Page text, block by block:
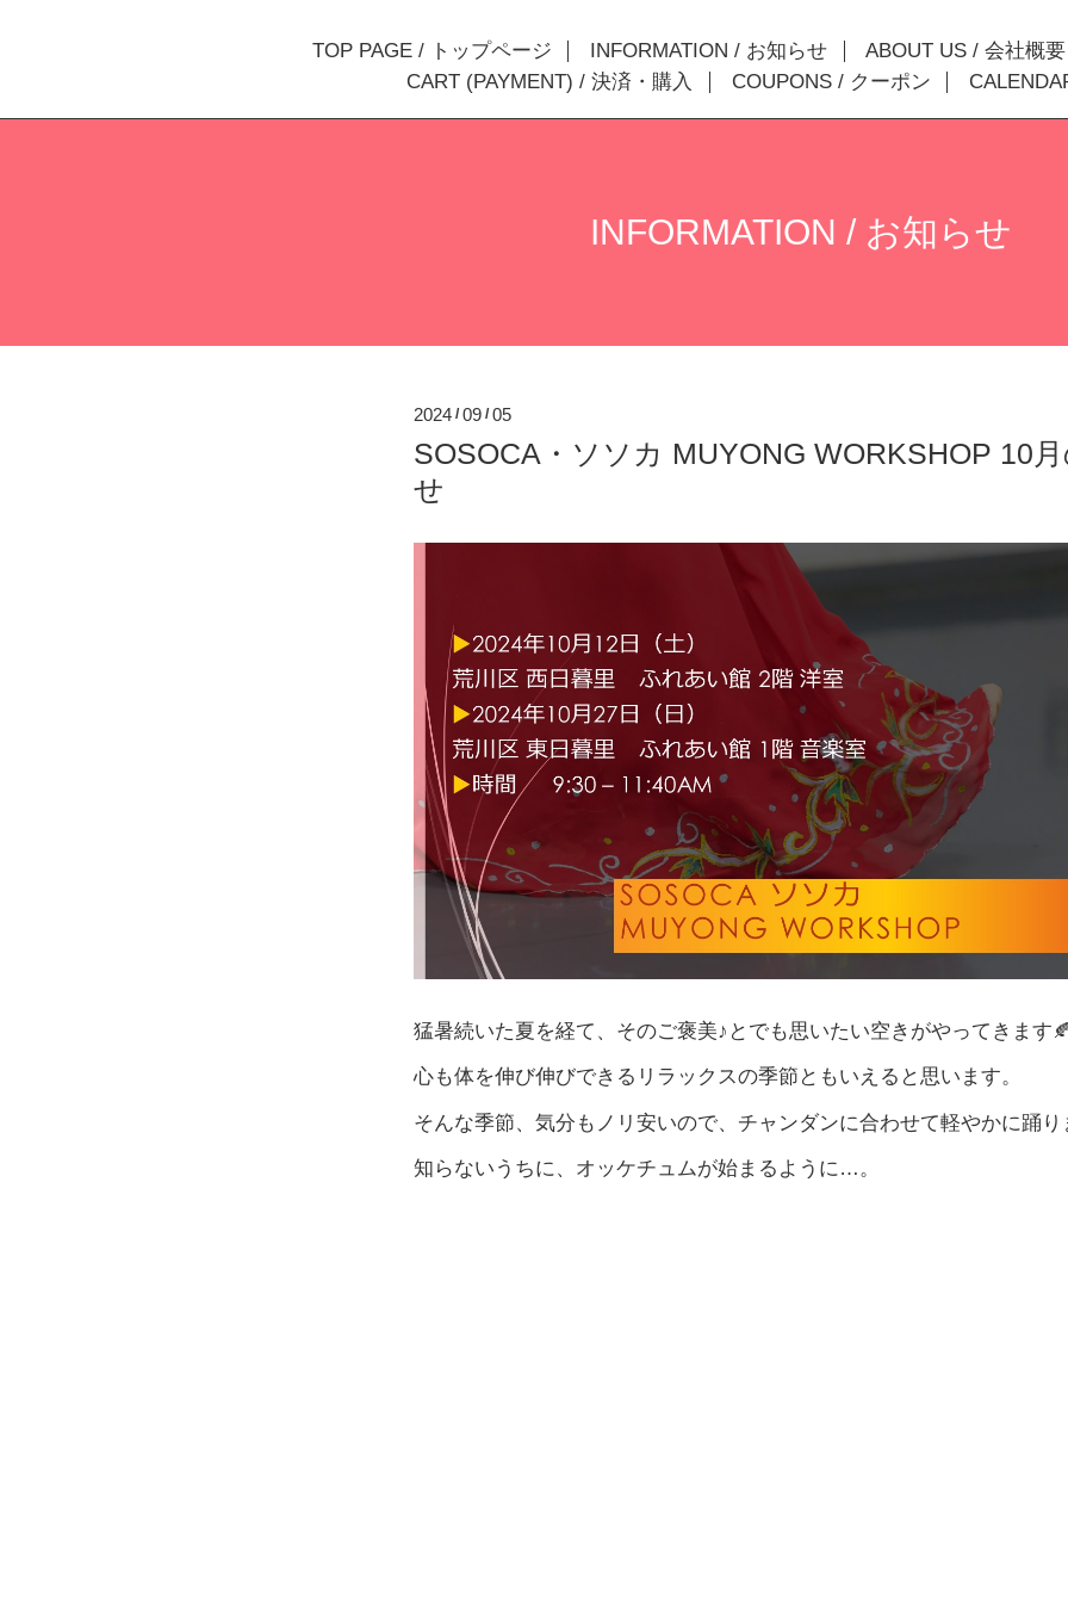
TOP PAGE / トップページ INFORMATION / お知らせ
ABOUT US / 会社概要
CART (PAYMENT) / 決済・購入
COUPONS / クーポン
INFORMATION / お知らせ
2024 /09 /05
SOSOCA・ソソカ MUYONG WORKSHOP 10
せ
猛暑続いた夏を経て、そのご褒美♪とでも思いたい空きがやってきます
心も体を伸び伸びできるリラックスの季節ともいえると思います。
そんな季節、気分もノリ安いので、チャンダンに合わせて軽やかに踊り
知らないうちに、オッケチュムが始まるように…。